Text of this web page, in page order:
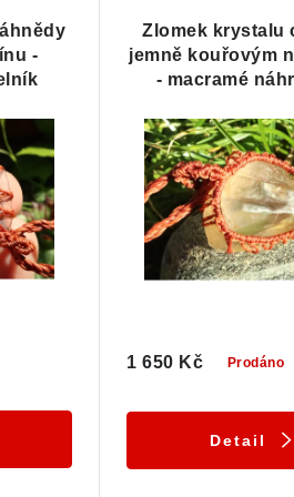
-
Zlomek krystalu
jemně kouřovým
- macramé
Prodáno
1 650 Kč
Detail